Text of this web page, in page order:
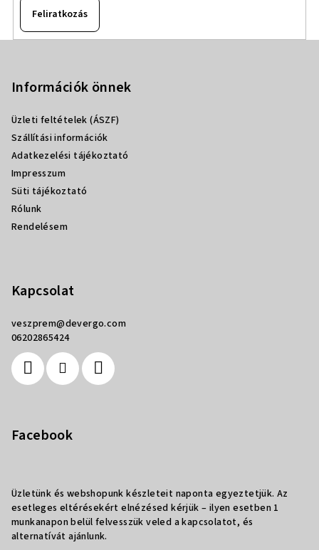
Feliratkozás
Információk önnek
Üzleti feltételek (ÁSZF)
Szállítási információk
Adatkezelési tájékoztató
Impresszum
Süti tájékoztató
Rólunk
Rendelésem
Kapcsolat
veszprem@devergo.com
06202865424
Facebook
Üzletünk és webshopunk készleteit naponta egyeztetjük. Az
esetleges eltérésekért elnézésed kérjük – ilyen esetben 1
munkanapon belül felvesszük veled a kapcsolatot, és
alternatívát ajánlunk.